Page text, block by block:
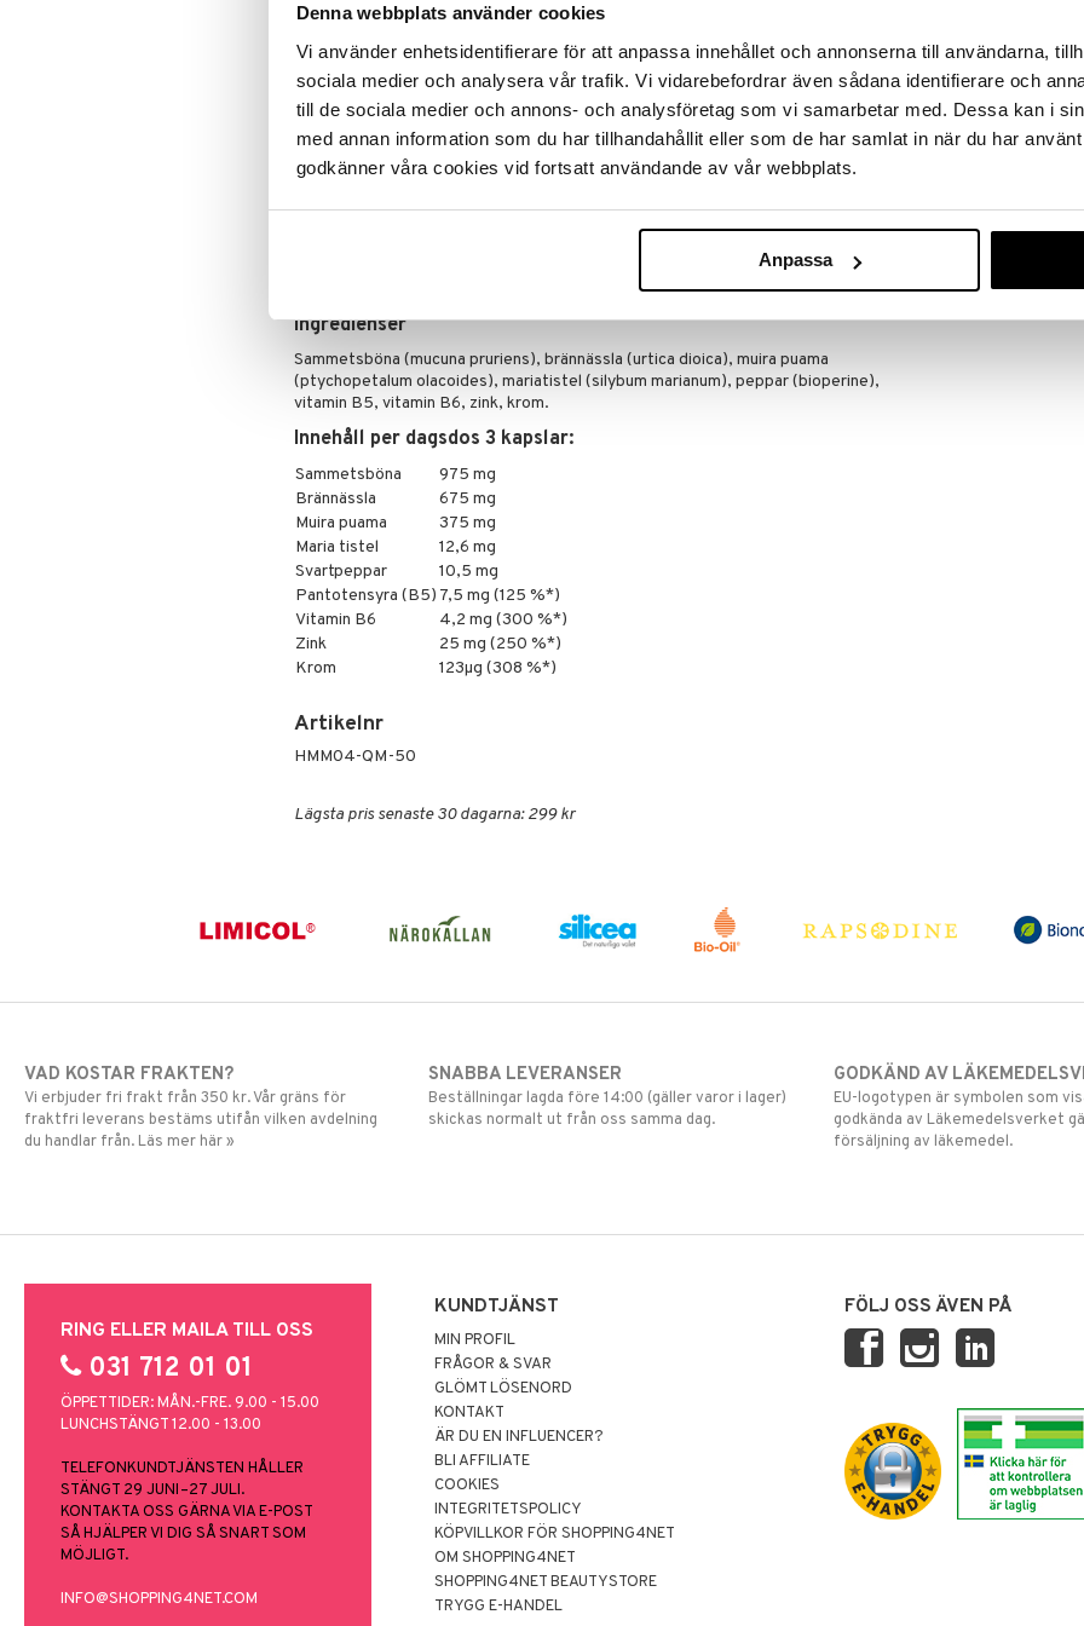
Denna webbplats använder cookies
Vi använder enhetsidentifierare för att anpassa innehållet och annonserna till användarna,
sociala medier och analysera vår trafik. Vi vidarebefordrar även sådana identifierare och
till de sociala medier och annons- och analysföretag som vi samarbetar med. Dessa kan i
med annan information som du har tillhandahållit eller som de har samlat in när du har
godkänner våra cookies vid fortsatt användande av vår webbplats.
Anpassa
och naglar.
SVARTPEPPAR – bidrar till ett ökat upptag av näringsämnen i örter.
Dosering
3 kapslar dagligen 30 minuter innan måltid, fördelat på morgon och kväll i fem dagar.
Tag därefter paus i tre dagar innan du fortsätter med tabletterna i ytterligare 5
bör inte användas som ett alternativ till en varierad kost. Förvaras utom räckhåll för små
Ingredienser
Sammetsböna (mucuna pruriens), brännässla (urtica dioica), muira puama
(ptychopetalum olacoides), mariatistel (silybum marianum), peppar (bioperine),
vitamin B5, vitamin B6, zink, krom.
Innehåll per dagsdos 3 kapslar:
Sammetsböna
975 mg
Brännässla
675 mg
Muira puama
375 mg
Maria tistel
12,6 mg
Svartpeppar
10,5 mg
Pantotensyra (B5) 7,5 mg (125 %*)
Vitamin B6
4,2 mg (300 %*)
Zink
25 mg (250 %*)
Krom
123µg (308 %*)
Artikelnr
HMM04-QM-50
Lägsta pris senaste 30 dagarna: 299 kr
VAD KOSTAR FRAKTEN?
Vi erbjuder fri frakt från 350 kr. Vår gräns för
fraktfri leverans bestäms utifån vilken avdelning
du handlar från. Läs mer här »
SNABBA LEVERANSER
Beställningar lagda före 14:00 (gäller varor i lager)
skickas normalt ut från oss samma dag.
GODKÄND AV
EU-logotypen är symbolen som
godkända av Läkemedelsverket
försäljning av läkemedel.
RING ELLER MAILA TILL OSS
031 712 01 01
ÖPPETTIDER: MÅN.-FRE. 9.00 - 15.00
LUNCHSTÄNGT 12.00 - 13.00
TELEFONKUNDTJÄNSTEN HÅLLER
STÄNGT 29 JUNI–27 JULI.
KONTAKTA OSS GÄRNA VIA E-POST
SÅ HJÄLPER VI DIG SÅ SNART SOM
MÖJLIGT.
INFO@SHOPPING4NET.COM
KUNDTJÄNST
MIN PROFIL
FRÅGOR & SVAR
GLÖMT LÖSENORD
KONTAKT
ÄR DU EN INFLUENCER?
BLI AFFILIATE
COOKIES
INTEGRITETSPOLICY
KÖPVILLKOR FÖR SHOPPING4NET
OM SHOPPING4NET
SHOPPING4NET BEAUTYSTORE
TRYGG E-HANDEL
FÖLJ OSS ÄVEN PÅ